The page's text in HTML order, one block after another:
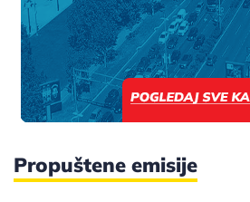
Propuštene emisije